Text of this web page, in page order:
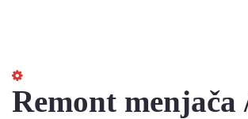
Remont menjača